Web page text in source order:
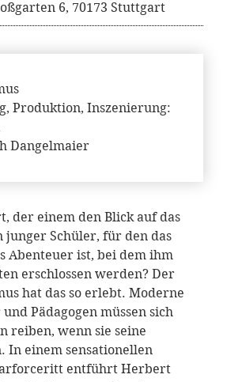
6, 70173 Stuttgart
Produktion, Inszenierung:
Dangelmaier
der einem den Blick auf das
junger Schüler, für den das
Abenteuer ist, bei dem ihm
erschlossen werden? Der
hat das so erlebt. Moderne
Pädagogen müssen sich
reiben, wenn sie seine
In einem sensationellen
entführt Herbert